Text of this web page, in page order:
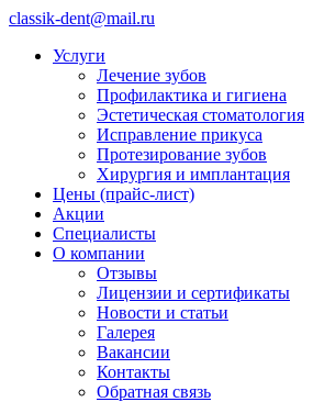
classik-dent@mail.ru
Услуги
Лечение зубов
Профилактика и гигиена
Эстетическая стоматология
Исправление прикуса
Протезирование зубов
Хирургия и имплантация
Цены (прайс-лист)
Акции
Специалисты
О компании
Отзывы
Лицензии и сертификаты
Новости и статьи
Галерея
Вакансии
Контакты
Обратная связь